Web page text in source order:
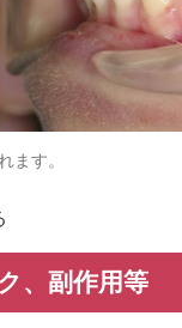
ます。
、副作用等